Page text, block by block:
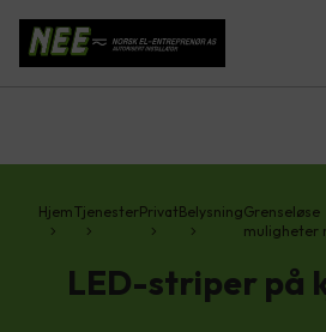
HjemTjenesterPrivatBelysningGrenseløse
muligheter
LED-striper på